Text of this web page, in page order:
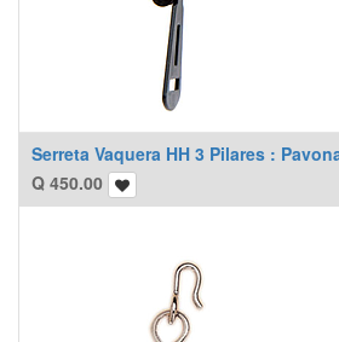
Serreta Vaquera HH 3 Pilares :
Q 450.00